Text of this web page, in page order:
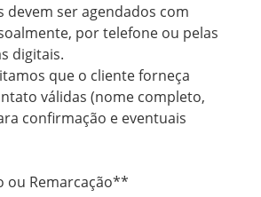
devem ser agendados com
por telefone ou pelas
digitais.
que o cliente forneça
válidas (nome completo,
confirmação e eventuais
ou Remarcação**